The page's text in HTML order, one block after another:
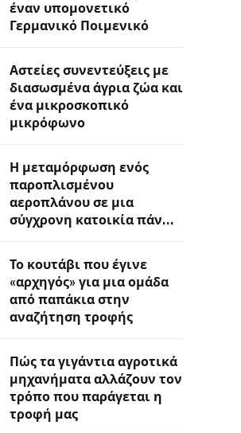
έναν υπομονετικό
Γερμανικό Ποιμενικό
Αστείες συνεντεύξεις με
διασωσμένα άγρια ζώα και
ένα μικροσκοπικό
μικρόφωνο
Η μεταμόρφωση ενός
παροπλισμένου
αεροπλάνου σε μια
σύγχρονη κατοικία πάνω
Το κουτάβι που έγινε
«αρχηγός» για μια ομάδα
από παπάκια στην
αναζήτηση τροφής
Πώς τα γιγάντια αγροτικά
μηχανήματα αλλάζουν τον
τρόπο που παράγεται η
τροφή μας